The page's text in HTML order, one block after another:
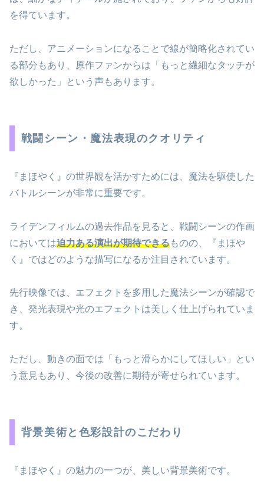
を得ています。
ただし、アニメーションになることで線が簡略化されてい
る部分もあり、原作ファンからは「もっと繊細なタッチが
欲しかった」という声もあります。
戦闘シーン・魔法表現のクオリティ
『まほやく』の世界観を活かすためには、魔法を駆使した
バトルシーンが非常に重要です。
ライデンフィルムの過去作品を見ると、戦闘シーンの作画
においては迫力ある演出が期待できるものの、『まほや
く』ではどのような描写になるか注目されています。
先行映像では、エフェクトを多用した魔法シーンが確認で
き、発光表現や光のエフェクトは美しく仕上げられていま
す。
ただし、動きの面では「もっと滑らかにしてほしい」とい
う意見もあり、今後の改善に期待が寄せられています。
背景美術と色彩設計のこだわり
『まほやく』の魅力の一つが、美しい背景美術です。